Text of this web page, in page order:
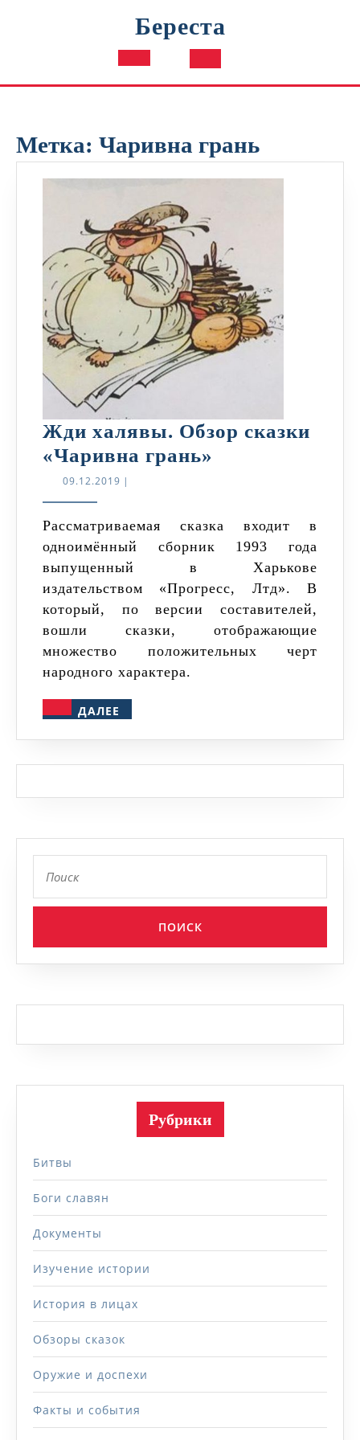
Береста
Кнопка
Метка: Чаривна грань
Жди халявы. Обзор сказки
«Чаривна грань»
сказки
«Чаривна
грань»
09.12.2019 09.12.2019
|
Рассматриваемая сказка входит в
одноимённый сборник 1993 года
выпущенный в Харькове
издательством «Прогресс, Лтд». В
который, по версии составителей,
вошли сказки, отображающие
множество положительных черт
народного характера.
ДАЛЕЕ
Рубрики
Битвы
Боги славян
Документы
Изучение истории
История в лицах
Обзоры сказок
Оружие и доспехи
Факты и события